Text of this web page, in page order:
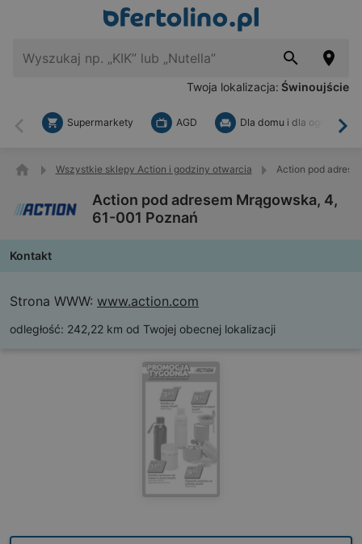
Twoja lokalizacja: Świnoujście
Wstecz
Supermarkety AGD Dla domu i dla ogrodu
Wszystkie sklepy Action i godziny otwarcia Action pod
Action pod adresem Mrągowska, 4,
61-001 Poznań
Kontakt
Strona WWW: www.action.com
odległość: 242,22 km od Twojej obecnej lokalizacji